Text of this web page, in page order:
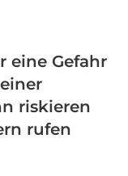
eine Gefahr
riskieren
rufen